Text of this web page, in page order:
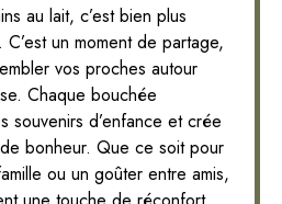
au lait, c’est bien plus
C’est un moment de partage,
vos proches autour
Chaque bouchée
souvenirs d’enfance et crée
bonheur. Que ce soit pour
ou un goûter entre amis,